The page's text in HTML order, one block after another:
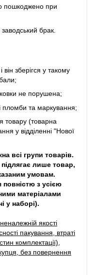
пошкоджено при
брак.
зберігся у такому
не порушена;
пломби та маркування;
товару (товарна
у відділенні "Нової
всі групи товарів.
лише товар,
умовам.
з усією
матеріалами
у наборі).
якості
пакування, втраті
комплектації),
без повернення